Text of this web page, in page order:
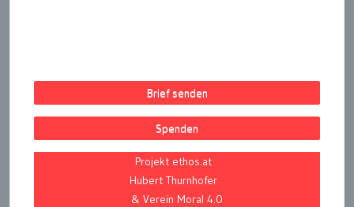
Brief senden
Spenden
Projekt ethos.at
Hubert Thurnhofer
& Verein Moral 4.0